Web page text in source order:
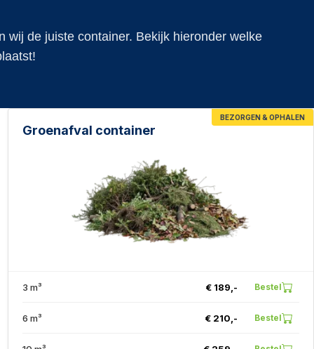
wij de juiste container. Bekijk hieronder welke
BEZORGEN & OPHALEN
Groenafval container
3 m³ € 189,- Bestel
6 m³ € 210,- Bestel